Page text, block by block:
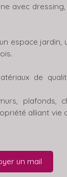
avec dressing,
espace jardin,
de
plafonds,
alliant vie
un mail